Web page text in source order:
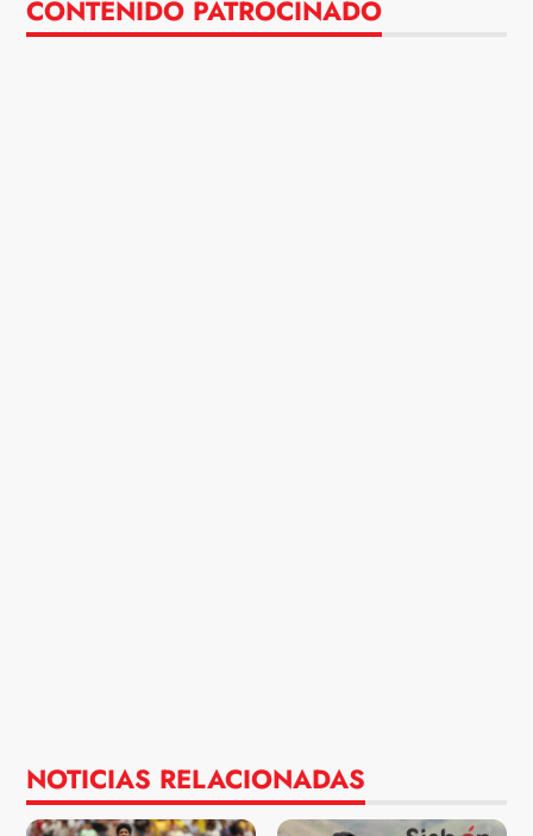
CONTENIDO PATROCINADO
NOTICIAS RELACIONADAS